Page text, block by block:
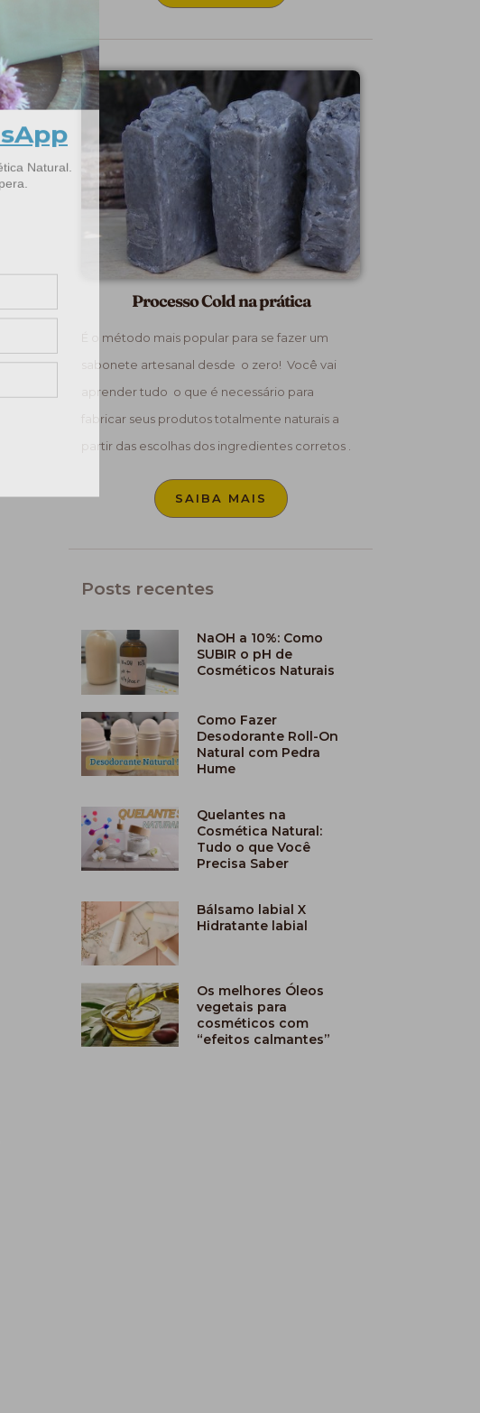
Processo Cold na prática
É o método mais popular para se fazer um
sabonete artesanal desde o zero! Você vai
aprender tudo o que é necessário para
fabricar seus produtos totalmente naturais a
partir das escolhas dos ingredientes corretos .
SAIBA MAIS
Posts recentes
NaOH a 10%: Como
SUBIR o pH de
Cosméticos Naturais
Como Fazer
Desodorante Roll-On
Natural com Pedra
Hume
Quelantes na
Cosmética Natural:
Tudo o que Você
Precisa Saber
Bálsamo labial X
Hidratante labial
Os melhores Óleos
vegetais para
cosméticos com
“efeitos calmantes”